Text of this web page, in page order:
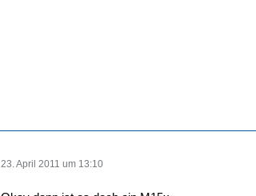
23. April 2011 um 13:10